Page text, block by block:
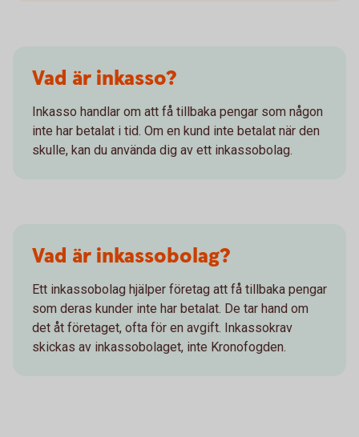
Vad är inkasso?
Inkasso handlar om att få tillbaka pengar som någon
inte har betalat i tid. Om en kund inte betalat när den
skulle, kan du använda dig av ett inkassobolag.
Vad är inkassobolag?
Ett inkassobolag hjälper företag att få tillbaka pengar
som deras kunder inte har betalat. De tar hand om
det åt företaget, ofta för en avgift. Inkassokrav
skickas av inkassobolaget, inte Kronofogden.